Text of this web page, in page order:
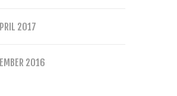
2017
2016